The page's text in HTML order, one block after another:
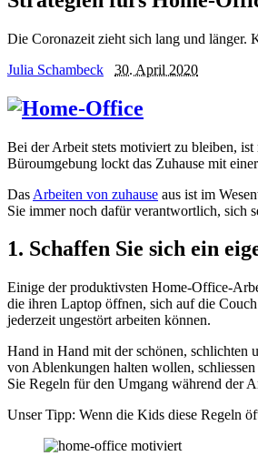
Die Coronazeit zieht sich lang und
Julia Schambeck
30. April 2020
Bei der Arbeit stets motiviert zu bleiben,
Büroumgebung lockt das Zuhause mit
Das Arbeiten von zuhause aus ist im
Sie immer noch dafür verantwortlich, sich
1. Schaffen Sie sich ein
Einige der produktivsten Home-Office-
die ihren Laptop öffnen, sich auf die
jederzeit ungestört arbeiten können.
Hand in Hand mit der schönen, schlichten
von Ablenkungen halten wollen,
Sie Regeln für den Umgang während der
Unser Tipp: Wenn die Kids diese Regeln